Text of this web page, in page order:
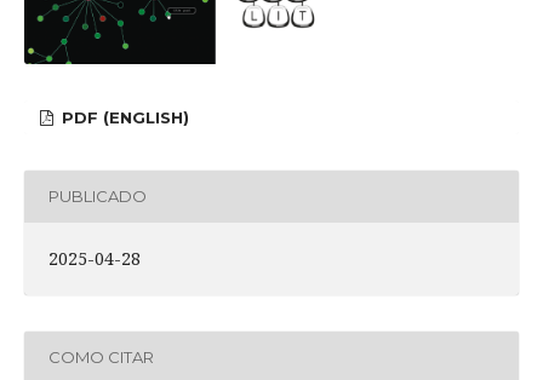
PDF (ENGLISH)
PUBLICADO
2025-04-28
COMO CITAR